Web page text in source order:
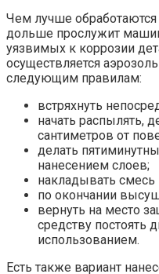
Чем лучше обработаются
дольше прослужит
уязвимых к коррозии
осуществляется
следующим правилам:
встряхнуть
начать распылять,
сантиметров от
делать
нанесением слоев;
накладывать
по окончании
вернуть на место
средству постоять
использованием.
Есть также вариант